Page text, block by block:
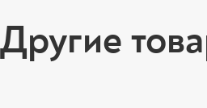
Другие